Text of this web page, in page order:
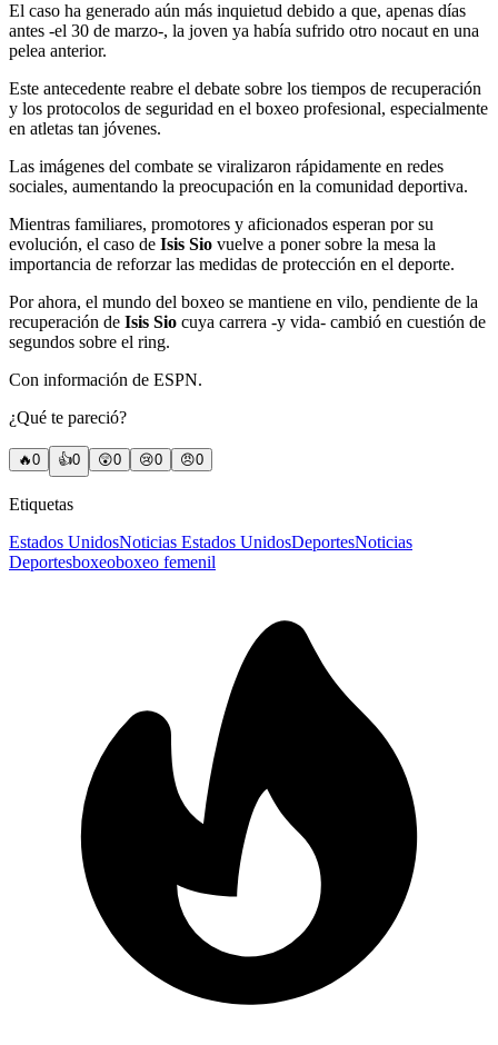
El caso ha generado aún más inquietud debido a que, apenas días
antes -el 30 de marzo-, la joven ya había sufrido otro nocaut en una
pelea anterior.
Este antecedente reabre el debate sobre los tiempos de recuperación
y los protocolos de seguridad en el boxeo profesional, especialmente
en atletas tan jóvenes.
Las imágenes del combate se viralizaron rápidamente en redes
sociales, aumentando la preocupación en la comunidad deportiva.
Mientras familiares, promotores y aficionados esperan por su
evolución, el caso de Isis Sio vuelve a poner sobre la mesa la
importancia de reforzar las medidas de protección en el deporte.
Por ahora, el mundo del boxeo se mantiene en vilo, pendiente de la
recuperación de Isis Sio cuya carrera -y vida- cambió en cuestión de
segundos sobre el ring.
Con información de ESPN.
¿Qué te pareció?
🔥0 👍0 😲0 😢0 😠0
Etiquetas
Estados UnidosNoticias Estados UnidosDeportesNoticias
Deportesboxeoboxeo femenil